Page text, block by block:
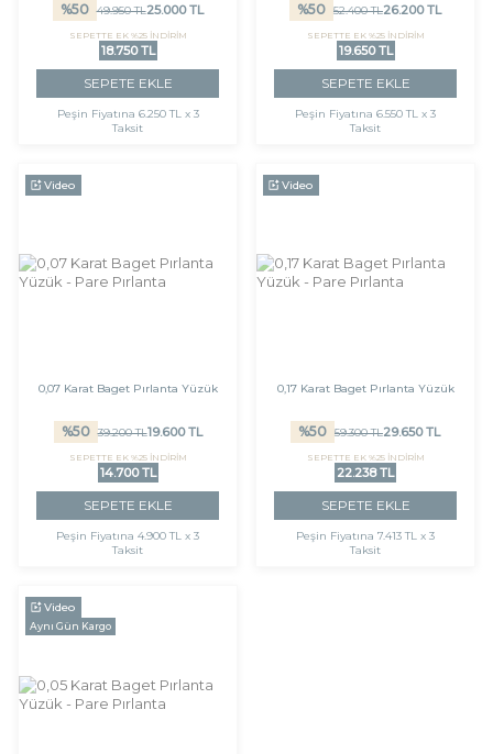
%50 49.950TL25.000TL
SEPETTE EK %25 İNDİRİM
18.750 TL
SEPETE EKLE
Peşin Fiyatına 6.250 TL x 3
Taksit
%50 52.400TL26.200TL
SEPETTE EK %25 İNDİRİM
19.650 TL
SEPETE EKLE
Peşin Fiyatına 6.550 TL x 3
Taksit
Video
0,07 Karat Baget Pırlanta Yüzük
%50 39.200TL19.600TL
SEPETTE EK %25 İNDİRİM
14.700 TL
SEPETE EKLE
Peşin Fiyatına 4.900 TL x 3
Taksit
Video
0,17 Karat Baget Pırlanta Yüzük
%50 59.300TL29.650TL
SEPETTE EK %25 İNDİRİM
22.238 TL
SEPETE EKLE
Peşin Fiyatına 7.413 TL x 3
Taksit
Video
Aynı Gün Kargo